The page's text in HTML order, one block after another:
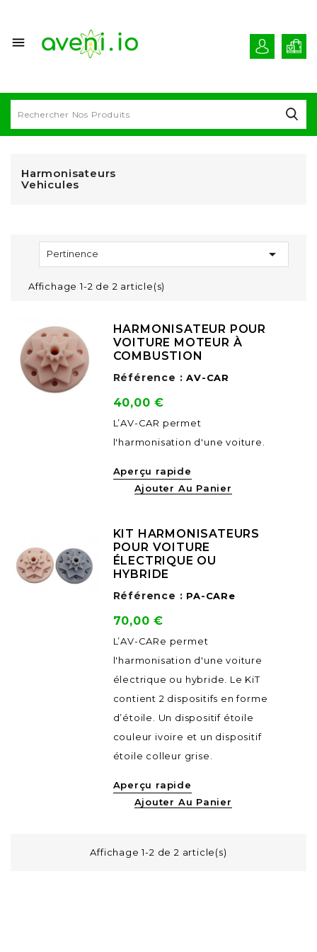

Harmonisateurs
Vehicules
Pertinence 
Affichage 1-2 de 2 article(s)
HARMONISATEUR POUR
VOITURE MOTEUR À
COMBUSTION
Référence : AV-CAR
Prix
40,00 €
L’AV-CAR permet
l'harmonisation d'une voiture.
Aperçu rapide
Ajouter Au Panier
KIT HARMONISATEURS
POUR VOITURE
ÉLECTRIQUE OU
HYBRIDE
Référence : PA-CARe
Prix
70,00 €
L’AV-CARe permet
l'harmonisation d'une voiture
électrique ou hybride. Le KiT
contient 2 dispositifs en forme
d’étoile. Un dispositif étoile
couleur ivoire et un dispositif
étoile colleur grise.
Aperçu rapide
Ajouter Au Panier
Affichage 1-2 de 2 article(s)